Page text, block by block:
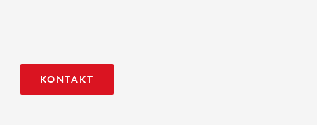
KONTAKT